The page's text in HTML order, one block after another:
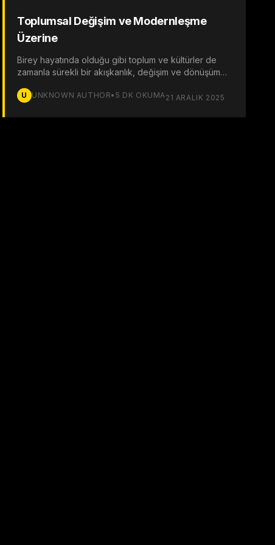
Toplumsal Değişim ve Modernleşme
Üzerine
Birey hayatında olduğu gibi toplum ve kültürler de
zamanla sürekli bir akışkanlık, değişim ve dönüşüm
U UNKNOWN AUTHOR•5 DK OKUMA21 ARALIK 2025